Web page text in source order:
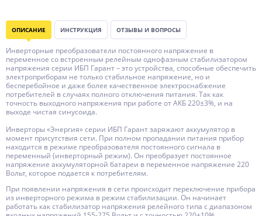
ОПИСАНИЕ ИНСТРУКЦИЯ ОТЗЫВЫ И ВОПРОСЫ
Инверторные преобразователи постоянного напряжение в
переменное со встроенным релейным однофазным стабилизатором
напряжения серии ИБП Гарант – это устройства, способные обеспечить
электроприборам не только стабильное напряжение, но и
бесперебойное и даже более качественное электроснабжение
потребителей в случаях полного отключения питания. Так как
точность выходного напряжения при работе от АКБ 220±3%, и на
выходе чистая синусоида.
Инверторы «Энергия» серии ИБП Гарант заряжают аккумулятор в
момент присутствия сети. При полном пропадании питания прибор
находится в режиме преобразователя постоянного сигнала в
переменный (инверторный режим). Он преобразует постоянное
напряжение аккумуляторной батареи в переменное напряжение 220
Вольт, которое подается к потребителям.
При появлении напряжения в сети происходит переключение прибора
из инверторного режима в режим стабилизации. Он начинает
работать как стабилизатор напряжения релейного типа с диапазоном